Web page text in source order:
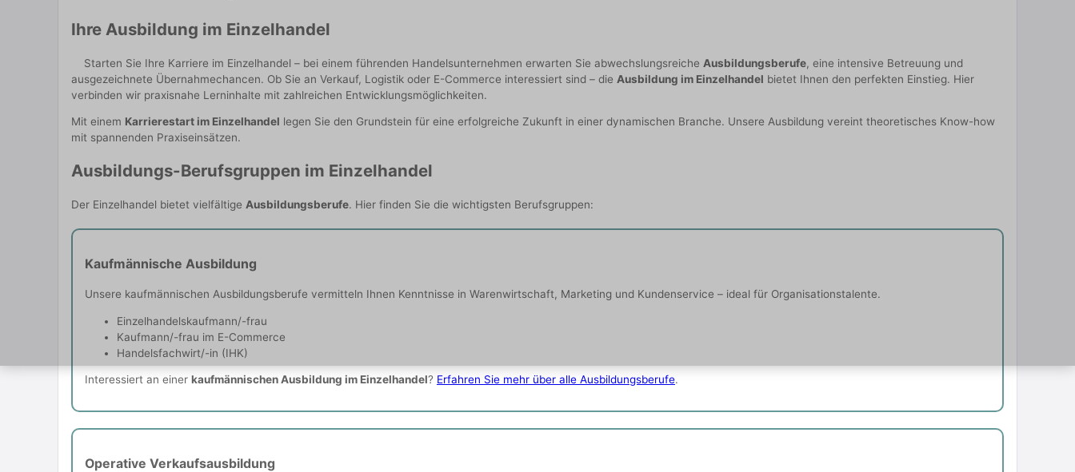
Ihre Ausbildung im Einzelhandel
Starten Sie Ihre Karriere im Einzelhandel – bei einem führenden Handelsunternehmen erwarten Sie abwechslungsreiche Ausbildungsberufe, eine intensive Betreuung und
ausgezeichnete Übernahmechancen. Ob Sie an Verkauf, Logistik oder E-Commerce interessiert sind – die Ausbildung im Einzelhandel bietet Ihnen den perfekten Einstieg. Hier
verbinden wir praxisnahe Lerninhalte mit zahlreichen Entwicklungsmöglichkeiten.
Mit einem Karrierestart im Einzelhandel legen Sie den Grundstein für eine erfolgreiche Zukunft in einer dynamischen Branche. Unsere Ausbildung vereint theoretisches Know-how
mit spannenden Praxiseinsätzen.
Ausbildungs-Berufsgruppen im Einzelhandel
Der Einzelhandel bietet vielfältige Ausbildungsberufe. Hier finden Sie die wichtigsten Berufsgruppen:
Kaufmännische Ausbildung
Unsere kaufmännischen Ausbildungsberufe vermitteln Ihnen Kenntnisse in Warenwirtschaft, Marketing und Kundenservice – ideal für Organisationstalente.
Einzelhandelskaufmann/-frau
Kaufmann/-frau im E-Commerce
Handelsfachwirt/-in (IHK)
Interessiert an einer kaufmännischen Ausbildung im Einzelhandel? Erfahren Sie mehr über alle Ausbildungsberufe.
Operative Verkaufsausbildung